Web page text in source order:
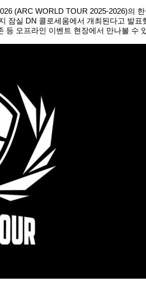
(ARC WORLD TOUR 2025-2026)의
잠실 DN 콜로세움에서 개최된다고 발
오프라인 이벤트 현장에서 만나볼 수